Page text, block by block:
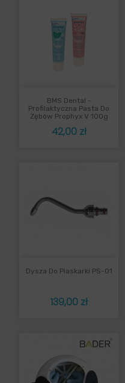
BMS Dental -
Profilaktyczna Pasta Do
Zębów Prophyx V 100g
Cena
42,00 zł
Dysza Do Piaskarki PS-01
Cena
139,00 zł